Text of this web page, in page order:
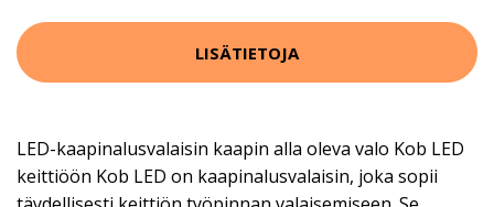
LISÄTIETOJA
LED-kaapinalusvalaisin kaapin alla oleva valo Kob LED
keittiöön Kob LED on kaapinalusvalaisin, joka sopii